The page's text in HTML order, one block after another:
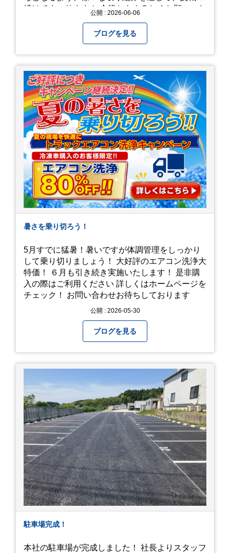
続けてまいります！ 今後ともよろしくお願いいた公開 : 2026-06-06
ブログを見る
暑さを乗り切ろう！
5月すでに猛暑！暑いですが体調管理をしっかり
して乗り切りましょう！ 大好評のエアコン洗浄大
特価！ ６月も引き続き実施いたします！ 是非購
入の際はご利用ください 詳しくはホームページを
チェック！ お問い合わせお待ちしております
公開 : 2026-05-30
ブログを見る
駐車場完成！
本社の駐車場が完成しました！ 社長よりスタッフ